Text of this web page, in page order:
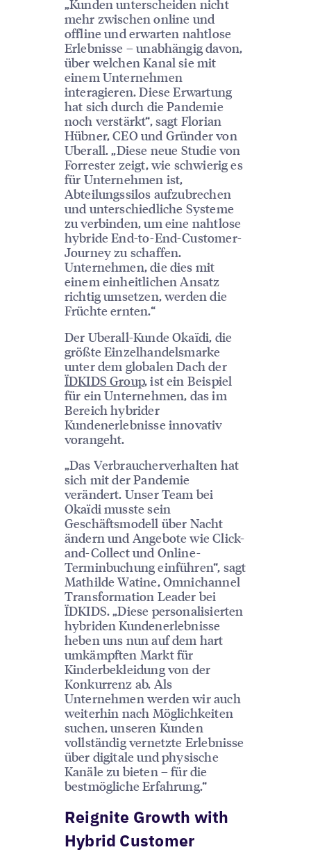
„Kunden unterscheiden nicht
mehr zwischen online und
offline und erwarten nahtlose
Erlebnisse – unabhängig davon,
über welchen Kanal sie mit
einem Unternehmen
interagieren. Diese Erwartung
hat sich durch die Pandemie
noch verstärkt“, sagt Florian
Hübner, CEO und Gründer von
Uberall. „Diese neue Studie von
Forrester zeigt, wie schwierig es
für Unternehmen ist,
Abteilungssilos aufzubrechen
und unterschiedliche Systeme
zu verbinden, um eine nahtlose
hybride End-to-End-Customer-
Journey zu schaffen.
Unternehmen, die dies mit
einem einheitlichen Ansatz
richtig umsetzen, werden die
Früchte ernten.“
Der Uberall-Kunde Okaïdi, die
größte Einzelhandelsmarke
unter dem globalen Dach der
ÏDKIDS Group, ist ein Beispiel
für ein Unternehmen, das im
Bereich hybrider
Kundenerlebnisse innovativ
vorangeht.
„Das Verbraucherverhalten hat
sich mit der Pandemie
verändert. Unser Team bei
Okaïdi musste sein
Geschäftsmodell über Nacht
ändern und Angebote wie Click-
and-Collect und Online-
Terminbuchung einführen“, sagt
Mathilde Watine, Omnichannel
Transformation Leader bei
ÏDKIDS. „Diese personalisierten
hybriden Kundenerlebnisse
heben uns nun auf dem hart
umkämpften Markt für
Kinderbekleidung von der
Konkurrenz ab. Als
Unternehmen werden wir auch
weiterhin nach Möglichkeiten
suchen, unseren Kunden
vollständig vernetzte Erlebnisse
über digitale und physische
Kanäle zu bieten – für die
bestmögliche Erfahrung.“
Reignite Growth with
Hybrid Customer